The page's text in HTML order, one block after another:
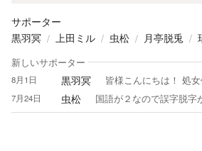
サポーター
黒羽冥
上田ミル 虫松 月亭脱兎
新しいサポーター
8月1日 黒羽冥
7月24日 虫松